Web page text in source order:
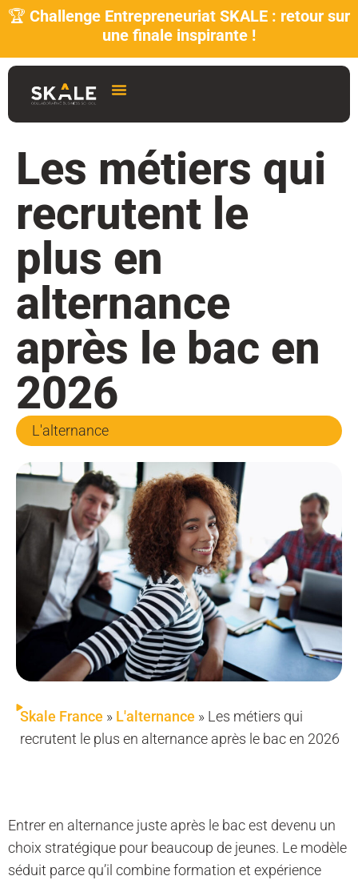
🏆 Challenge Entrepreneuriat SKALE : retour sur
une finale inspirante !
Les métiers qui
recrutent le
plus en
alternance
après le bac en
2026
L'alternance
Skale France » L'alternance » Les métiers qui
recrutent le plus en alternance après le bac en 2026
Entrer en alternance juste après le bac est devenu un
choix stratégique pour beaucoup de jeunes. Le modèle
séduit parce qu’il combine formation et expérience